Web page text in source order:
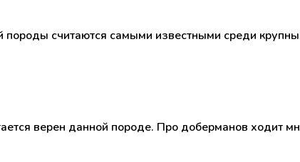
считаются самыми известными среди
верен данной породе. Про доберманов ходит